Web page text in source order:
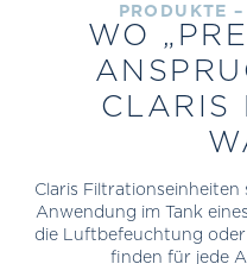
PRODUKTE
WO
CLARIS
Claris
Anwendung im Tank
die Luftbefeuchtung
finden für jede